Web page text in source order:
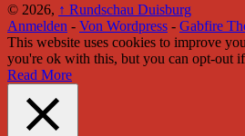
© 2026, ↑ Rundschau Duisburg
Anmelden - Von Wordpress - Gabfire
This website uses cookies to improve
you're ok with this, but you can opt-out
Read More